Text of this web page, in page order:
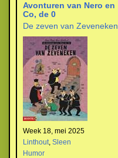
Avonturen van Nero en
Co, de 0
De zeven van Zeveneken
Week 18, mei 2025
Linthout, Sleen
Humor